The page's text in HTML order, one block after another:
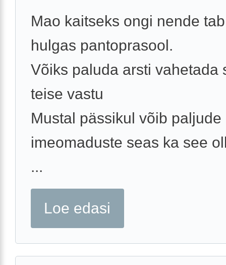
Mao kaitseks ongi nende
hulgas pantoprasool.
Võiks paluda arsti vahetada
teise vastu
Mustal pässikul võib paljude
imeomaduste seas ka see
...
Loe edasi